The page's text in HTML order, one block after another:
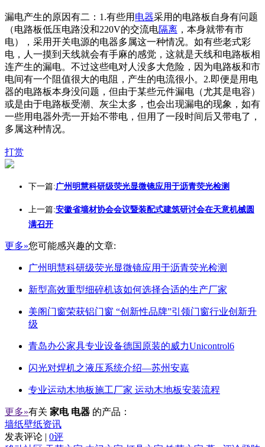
漏电产生的原因有二：1.有些用 电器采用的电路板自身有问题
（电路板低压电路没和220V的交流电隔离 ，本身就带有市
电），采用开关电源的电器多属这一种情况。如有些老式彩
电，人一摸到天线就会有手麻的感觉，这就是天线和电路板相
连产生的漏电。不过这些电对人没多大危险，因为电路板和市
电间有一个阻值很大的电阻，产生的电流很小。2.即便是用电
器的电路板本身没问题，但由于某些元件漏电（尤其是电容）
或是由于电路板受潮、灰尘太多，也会出现漏电的现象，如有
一些用电器外壳一开始不带电，但用了一段时间后又带电了，
多属这种情况。
打赏
下一篇:广州明慧科研级荧光显微镜应用于沥青荧光检测
上一篇:安徽省墙材协会会议暨装配式建筑研讨会在天意机械圆
满召开
更多»您可能感兴趣的文章:
广州明慧科研级荧光显微镜应用于沥青荧光检测
新型高效重型细碎机该如何选择合适的生产厂家
美阁门窗荣获铝门窗 “创新性品牌”引领门窗行业创新升
级
青岛办公家具专业设备德国原装的威力Unicontrol6
闪光对焊机之液压系统介绍—苏州安嘉
专业运动木地板施工厂家 运动木地板安装流程
更多»有关 家电 电器 的产品：
墙纸壁纸资讯
发表评论 | 0评